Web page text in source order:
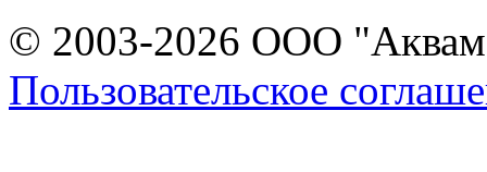
© 2003-2026 ООО
Пользовательское